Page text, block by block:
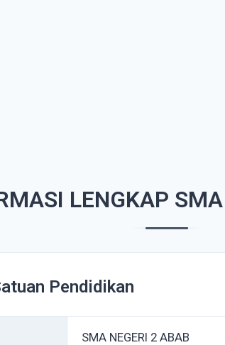
LENGKAP
Pendidikan
SMA NEGERI 2 ABAB